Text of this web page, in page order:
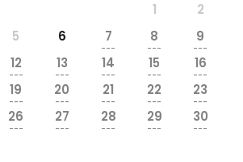
1
2
5 6 7
---
8
---
9
---
12
---
13
---
14
---
15
---
16
---
19
---
20
---
21
---
22
---
23
---
26
---
27
---
28
---
29
---
30
---